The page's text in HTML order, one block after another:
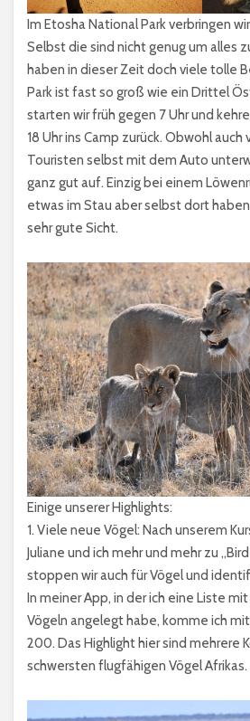
Im Etosha National Park verbringen
Selbst die sind nicht genug um alles
haben in dieser Zeit doch viele tolle
Park ist fast so groß wie ein Drittel
starten wir früh gegen 7 Uhr und
18 Uhr ins Camp zurück. Obwohl auch
Touristen selbst mit dem Auto
ganz gut auf. Einzig bei einem
etwas im Stau aber selbst dort
sehr gute Sicht.
Einige unserer Highlights:
1. Viele neue Vögel: Nach unserem
Juliane und ich mehr und mehr zu
stoppen wir auch für Vögel und
In meiner App, in der ich eine Liste
Vögeln angelegt habe, komme ich
200. Das Highlight hier sind mehrere
schwersten flugfähigen Vögel Afrikas.